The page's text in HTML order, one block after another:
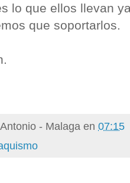
lo que ellos llevan
que soportarlos.
Antonio - Malaga en 07:15